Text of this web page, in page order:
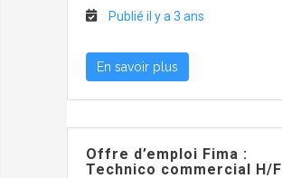
Publié il y a 3 ans
En savoir plus
Offre d’emploi Fima :
Technico commercial H/F